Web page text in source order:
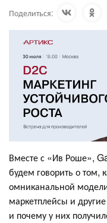
Поделиться:
Вместе с «Ив Роше»,
будем говорить о том,
омниканальной
маркетплейсы и
и почему у них